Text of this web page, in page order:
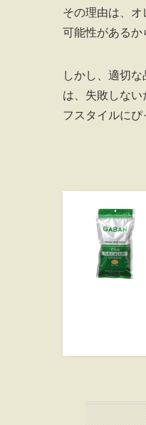
その理由は、
可能性があるか
しかし、適切
は、失敗しな
フスタイルにぴ